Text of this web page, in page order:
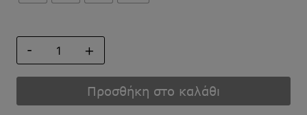
ΡΙΓΕ
Προσθήκη στο καλάθι